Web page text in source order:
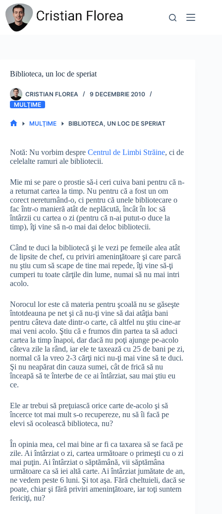
Sari
conținut
Biblioteca, un loc de speriat
CRISTIAN FLOREA
9 DECEMBRIE 2010
MULŢIME
MULŢIME BIBLIOTECA, UN LOC DE SPERIAT
Notă: Nu vorbim despre Centrul de Limbi Străine, ci de
celelalte ramuri ale bibliotecii.
Mie mi se pare o prostie să-i ceri cuiva bani pentru că n-
a returnat cartea la timp. Nu pentru că a fost un om
corect nereturnând-o, ci pentru că unele bibliotecare o
fac într-o manieră atât de neplăcută, încât în loc să
întârzii cu cartea o zi (pentru că n-ai putut-o duce la
timp), îţi vine să n-o mai dai deloc bibliotecii.
Când te duci la bibliotecă şi le vezi pe femeile alea atât
de lipsite de chef, cu priviri ameninţătoare şi care parcă
nu ştiu cum să scape de tine mai repede, îţi vine să-ţi
cumperi tu toate cărţile din lume, numai să nu mai intri
acolo.
Norocul lor este că materia pentru şcoală nu se găseşte
întotdeauna pe net şi că nu-ţi vine să dai atâţia bani
pentru câteva date dintr-o carte, că altfel nu ştiu cine-ar
mai veni acolo. Ştiu că e frumos din partea ta să aduci
cartea la timp înapoi, dar dacă nu poţi ajunge pe-acolo
câteva zile la rând, iar ele te taxează cu 25 de bani pe zi,
normal că la vreo 2-3 cărţi nici nu-ţi mai vine să te duci.
Şi nu neapărat din cauza sumei, cât de frică să nu
înceapă să te înterbe de ce ai întârziat, sau mai ştiu eu
ce.
Ele ar trebui să preţuiască orice carte de-acolo şi să
încerce tot mai mult s-o recupereze, nu să îi facă pe
elevi să ocolească biblioteca, nu?
În opinia mea, cel mai bine ar fi ca taxarea să se facă pe
zile. Ai întârziat o zi, cartea următoare o primeşti cu o zi
mai puţin. Ai întârziat o săptămână, vii săptămâna
următoare ca să iei altă carte. Ai întârziat jumătate de an,
ne vedem peste 6 luni. Şi tot aşa. Fără cheltuieli, dacă se
poate, chiar şi fără priviri ameninţătoare, iar toţi suntem
fericiţi, nu?